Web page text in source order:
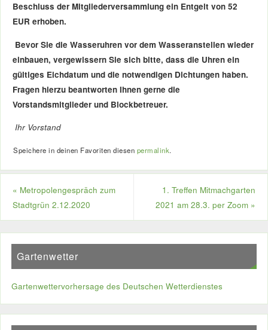
Beschluss der Mitgliederversammlung ein Entgelt von 52
EUR erhoben.
Bevor Sie die Wasseruhren vor dem Wasseranstellen wieder
einbauen, vergewissern Sie sich bitte, dass die Uhren ein
gültiges Eichdatum und die notwendigen Dichtungen haben.
Fragen hierzu beantworten Ihnen gerne die
Vorstandsmitglieder und Blockbetreuer.
Ihr Vorstand
Speichere in deinen Favoriten diesen permalink.
« Metropolengespräch zum
Stadtgrün 2.12.2020
1. Treffen Mitmachgarten
2021 am 28.3. per Zoom »
Gartenwetter
Gartenwettervorhersage des Deutschen Wetterdienstes